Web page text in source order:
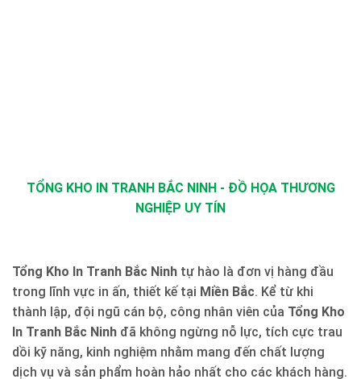
TỔNG KHO IN TRANH BẮC NINH - ĐỒ HỌA THƯƠNG
NGHIỆP UY TÍN
Tổng Kho In Tranh Bắc Ninh tự hào là đơn vị hàng đầu
trong lĩnh vực in ấn, thiết kế tại Miền Bắc. Kể từ khi
thành lập, đội ngũ cán bộ, công nhân viên của Tổng Kho
In Tranh Bắc Ninh đã không ngừng nỗ lực, tích cực trau
dồi kỹ năng, kinh nghiệm nhằm mang đến chất lượng
dịch vụ và sản phẩm hoàn hảo nhất cho các khách hàng.